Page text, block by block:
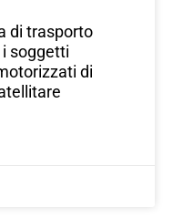
di trasporto
soggetti
di